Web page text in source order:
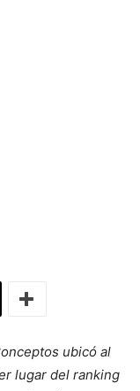
ubicó al
lugar del ranking